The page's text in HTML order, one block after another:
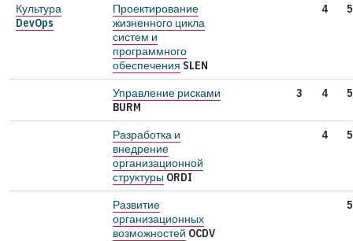
Культура
DevOps
Проектирование
жизненного цикла
систем и
программного
обеспечения SLEN
4 5
Управление рисками
BURM
3 4 5
Разработка и
внедрение
организационной
структуры ORDI
4 5
Развитие
организационных
возможностей OCDV
5